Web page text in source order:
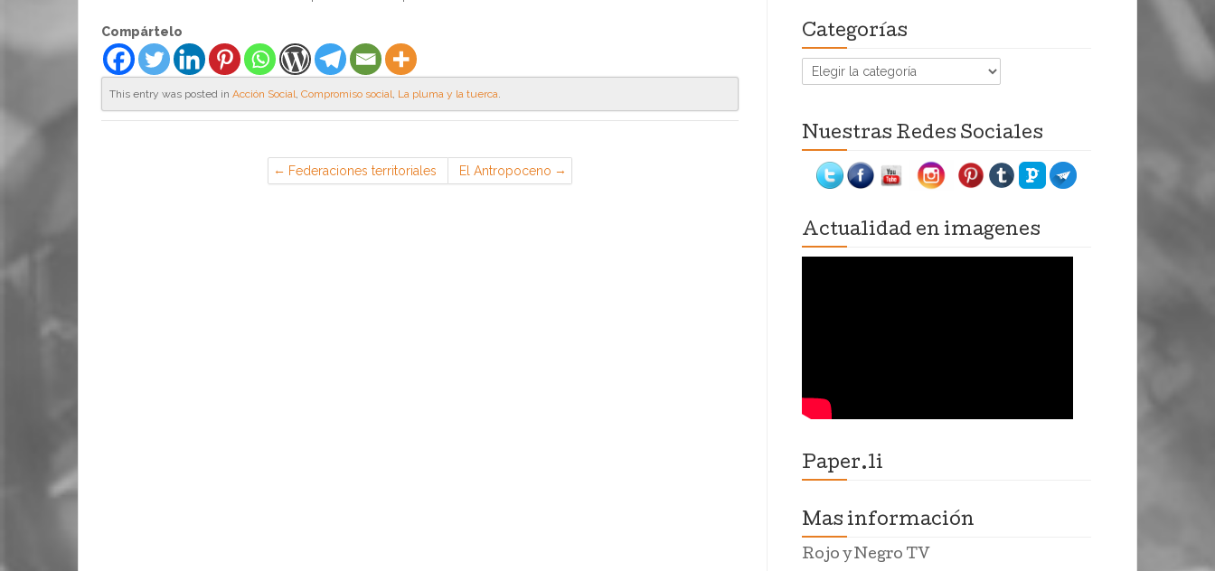
Compártelo
This entry was posted in Acción Social, Compromiso social, La pluma y la tuerca.
Federaciones territoriales El Antropoceno
Categorías
Categorías
Nuestras Redes Sociales
Actualidad en imagenes
Paper.li
Mas información
Rojo y Negro TV